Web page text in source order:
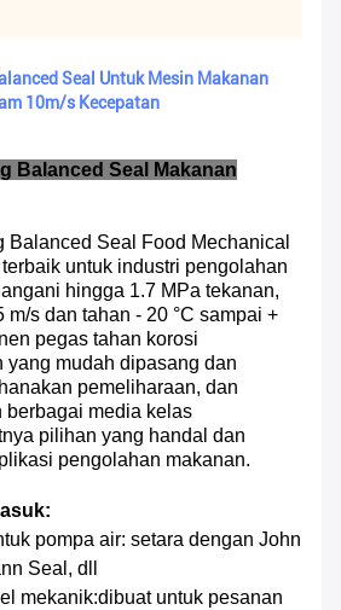
Seal Untuk Mesin Makanan
10m/s Kecepatan
Balanced Seal Makanan
Balanced Seal Food Mechanical
untuk industri pengolahan
hingga 1.7 MPa tekanan,
m/s dan tahan - 20 °C sampai +
pegas tahan korosi
yang mudah dipasang dan
pemeliharaan, dan
berbagai media kelas
pilihan yang handal dan
pengolahan makanan.
pompa air: setara dengan John
Seal, dll
mekanik:dibuat untuk pesanan